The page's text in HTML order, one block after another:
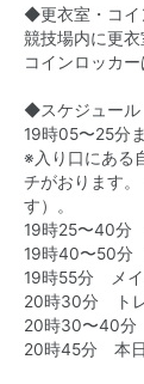
◆更衣室・コイ
競技場内に更衣
コインロッカー
◆スケジュール
19時05〜25分
※入り口にある
チがおります
す）。
19時25〜40分
19時40〜50分
19時55分 メイ
20時30分 ト
20時30〜40分
20時45分 本